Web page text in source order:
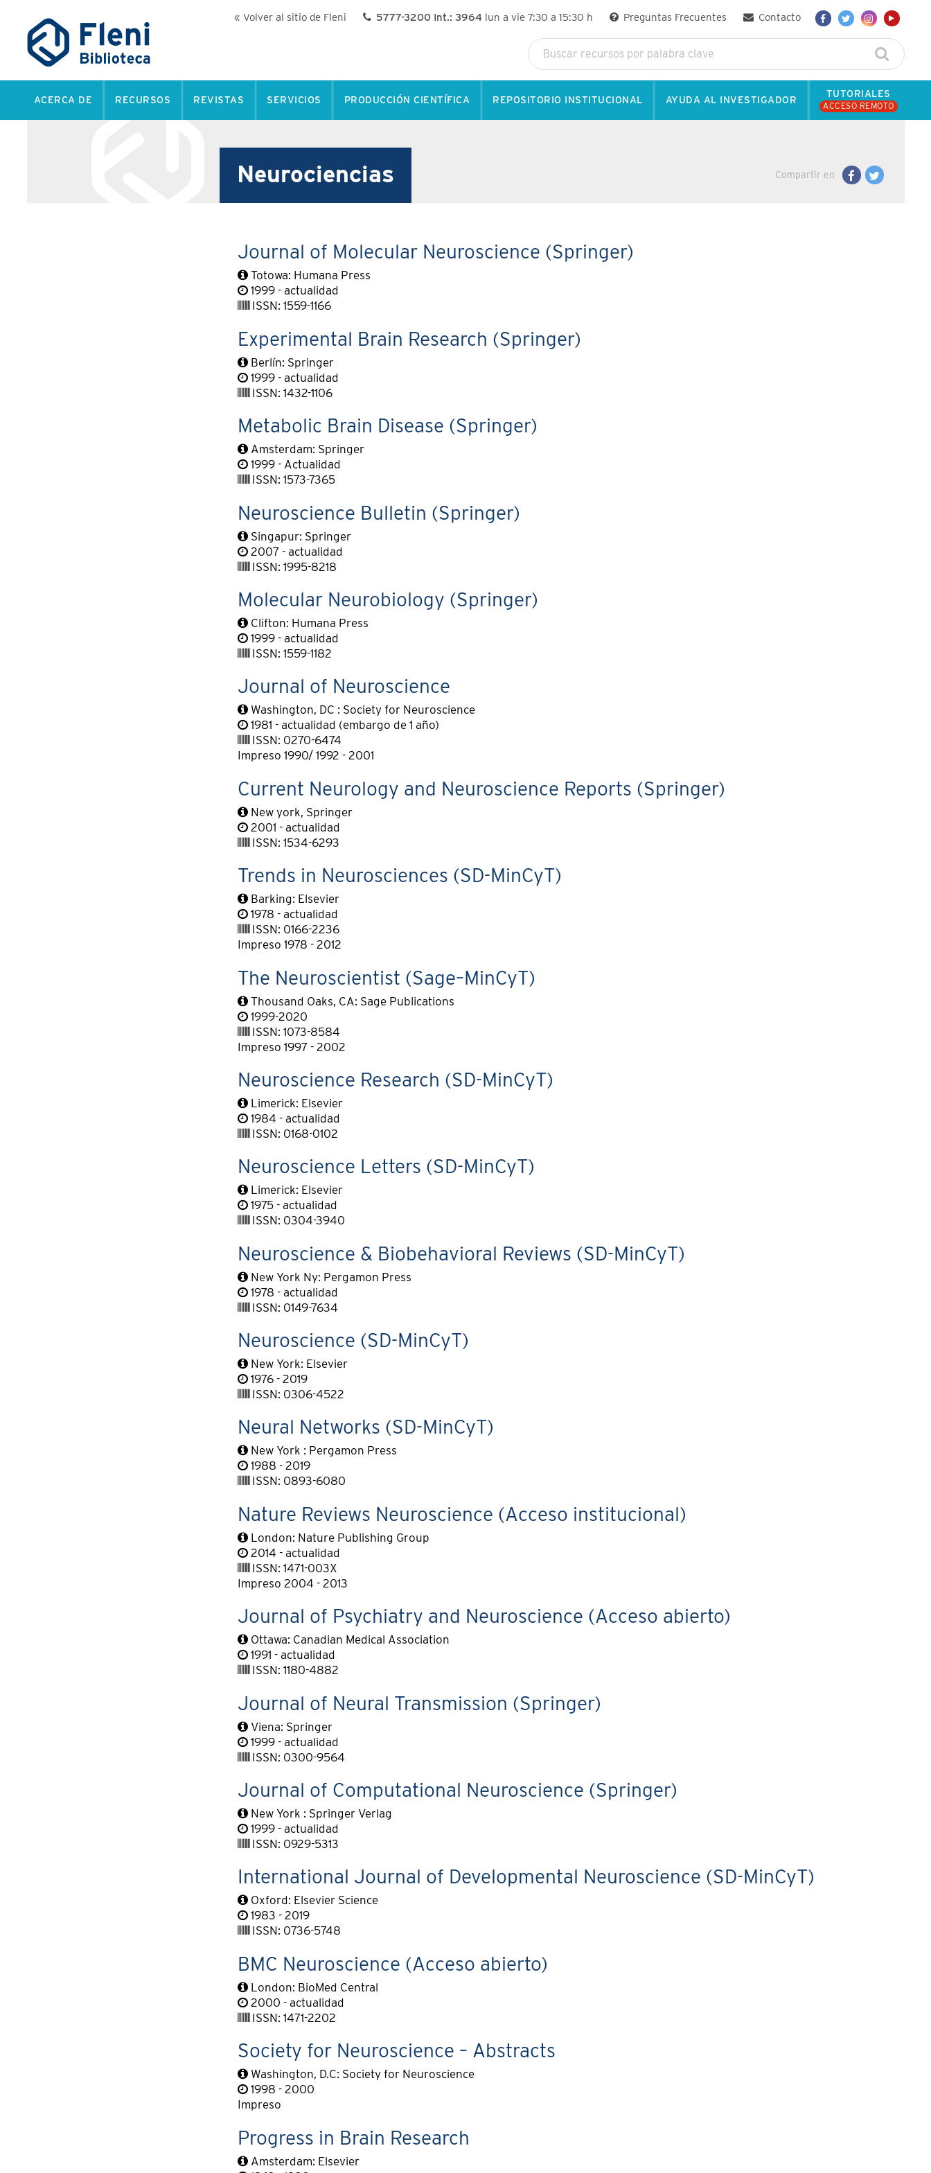
« Volver al sitio de Fleni 5777-3200 Int.: 3964lun a vie 7:30 a 15:30 h Preguntas Frecuentes Contacto
ACERCA DE RECURSOS REVISTAS SERVICIOS PRODUCCIÓN CIENTÍFICA REPOSITORIO INSTITUCIONAL AYUDA AL INVESTIGADOR
TUTORIALES
ACCESO REMOTO
Compartir en
Neurociencias
Journal of Molecular Neuroscience (Springer)
Totowa: Humana Press
1999 - actualidad
ISSN: 1559-1166
Experimental Brain Research (Springer)
Berlín: Springer
1999 - actualidad
ISSN: 1432-1106
Metabolic Brain Disease (Springer)
Amsterdam: Springer
1999 - Actualidad
ISSN: 1573-7365
Neuroscience Bulletin (Springer)
Singapur: Springer
2007 - actualidad
ISSN: 1995-8218
Molecular Neurobiology (Springer)
Clifton: Humana Press
1999 - actualidad
ISSN: 1559-1182
Journal of Neuroscience
Washington, DC : Society for Neuroscience
1981 - actualidad (embargo de 1 año)
ISSN: 0270-6474
Impreso 1990/ 1992 - 2001
Current Neurology and Neuroscience Reports (Springer)
New york, Springer
2001 - actualidad
ISSN: 1534-6293
Trends in Neurosciences (SD-MinCyT)
Barking: Elsevier
1978 - actualidad
ISSN: 0166-2236
Impreso 1978 - 2012
The Neuroscientist (Sage–MinCyT)
Thousand Oaks, CA: Sage Publications
1999-2020
ISSN: 1073-8584
Impreso 1997 - 2002
Neuroscience Research (SD-MinCyT)
Limerick: Elsevier
1984 - actualidad
ISSN: 0168-0102
Neuroscience Letters (SD-MinCyT)
Limerick: Elsevier
1975 - actualidad
ISSN: 0304-3940
Neuroscience & Biobehavioral Reviews (SD-MinCyT)
New York Ny: Pergamon Press
1978 - actualidad
ISSN: 0149-7634
Neuroscience (SD-MinCyT)
New York: Elsevier
1976 - 2019
ISSN: 0306-4522
Neural Networks (SD-MinCyT)
New York : Pergamon Press
1988 - 2019
ISSN: 0893-6080
Nature Reviews Neuroscience (Acceso institucional)
London: Nature Publishing Group
2014 - actualidad
ISSN: 1471-003X
Impreso 2004 - 2013
Journal of Psychiatry and Neuroscience (Acceso abierto)
Ottawa: Canadian Medical Association
1991 - actualidad
ISSN: 1180-4882
Journal of Neural Transmission (Springer)
Viena: Springer
1999 - actualidad
ISSN: 0300-9564
Journal of Computational Neuroscience (Springer)
New York : Springer Verlag
1999 - actualidad
ISSN: 0929-5313
International Journal of Developmental Neuroscience (SD-MinCyT)
Oxford: Elsevier Science
1983 - 2019
ISSN: 0736-5748
BMC Neuroscience (Acceso abierto)
London: BioMed Central
2000 - actualidad
ISSN: 1471-2202
Society for Neuroscience – Abstracts
Washington, D.C: Society for Neuroscience
1998 - 2000
Impreso
Progress in Brain Research
Amsterdam: Elsevier